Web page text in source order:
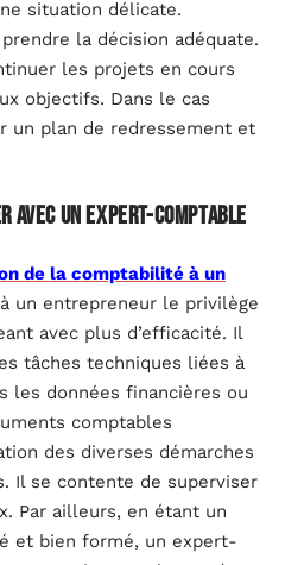
situation délicate.
la décision adéquate.
les projets en cours
objectifs. Dans le cas
un plan de redressement et
avec un expert-comptable
de la comptabilité à un
un entrepreneur le privilège
avec plus d’efficacité. Il
tâches techniques liées à
les données financières ou
comptables
des diverses démarches
Il se contente de superviser
Par ailleurs, en étant un
et bien formé, un expert-